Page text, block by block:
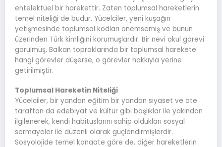
entelektüel bir harekettir. Zaten toplumsal hareketlerin
temel niteliği de budur. Yücelciler, yeni kuşağın
yetişmesinde toplumsal kodları önemsemiş ve bunun
üzerinden Türk kimliğini korumuşlardır. Bir nevi okul görevi
görülmüş, Balkan topraklarında bir toplumsal harekete
hangi görevler düşerse, o görevler hakkıyla yerine
getirilmiştir.
Toplumsal Hareketin Niteliği
Yücelciler, bir yandan eğitim bir yandan siyaset ve öte
taraftan da edebiyat ve kültür gibi başlıklar ile yakından
ilgilenerek, kendi habituslarını sahip oldukları sosyal
sermayeler ile düzenli olarak güçlendirmişlerdir.
Sosyolojide temel kanaate göre de, diğer hareketlerin